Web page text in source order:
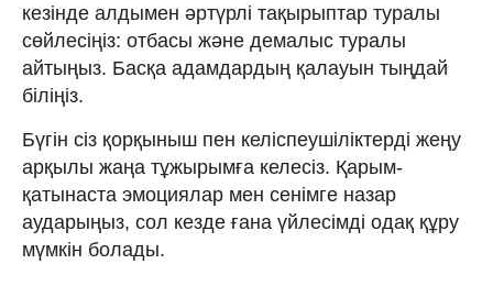
кезінде алдымен әртүрлі тақырыптар туралы
сөйлесіңіз: отбасы және демалыс туралы
айтыңыз. Басқа адамдардың қалауын тыңдай
біліңіз.
Бүгін сіз қорқыныш пен келіспеушіліктерді жеңу
арқылы жаңа тұжырымға келесіз. Қарым-
қатынаста эмоциялар мен сенімге назар
аударыңыз, сол кезде ғана үйлесімді одақ құру
мүмкін болады.